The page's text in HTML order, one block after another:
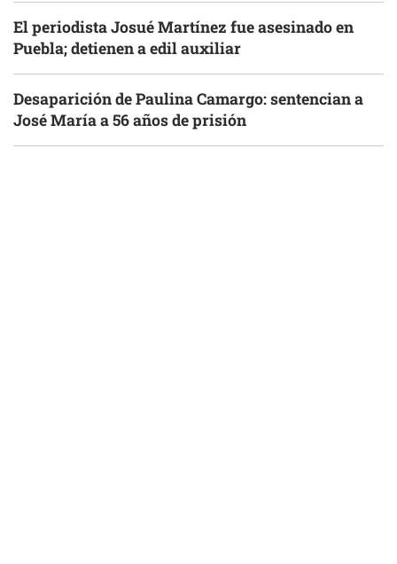
El periodista Josué Martínez fue asesinado en
Puebla; detienen a edil auxiliar
Desaparición de Paulina Camargo: sentencian a
José María a 56 años de prisión